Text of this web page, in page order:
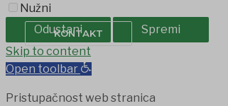
KONTAKT
Nužni
Odustani
Spremi
holiganbetHoliganbet
Skip to content
Open toolbar
Pristupačnost web stranica